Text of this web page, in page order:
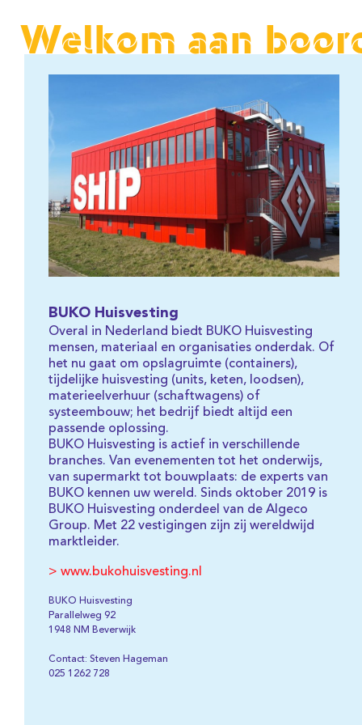
Welkom aan
BUKO Huisvesting
Overal in Nederland biedt BUKO Huisvesting
mensen, materiaal en organisaties onderdak. Of
het nu gaat om opslagruimte (containers),
tijdelijke huisvesting (units, keten, loodsen),
materieelverhuur (schaftwagens) of
systeembouw; het bedrijf biedt altijd een
passende oplossing.
BUKO Huisvesting is actief in verschillende
branches. Van evenementen tot het onderwijs,
van supermarkt tot bouwplaats: de experts van
BUKO kennen uw wereld. Sinds oktober 2019 is
BUKO Huisvesting onderdeel van de Algeco
Group. Met 22 vestigingen zijn zij wereldwijd
marktleider.
> www.bukohuisvesting.nl
BUKO Huisvesting
Parallelweg 92
1948 NM Beverwijk
Contact: Steven Hageman
025 1262 728